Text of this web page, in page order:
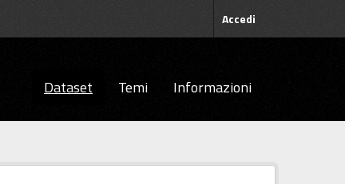
Accedi
Dataset Temi Informazioni